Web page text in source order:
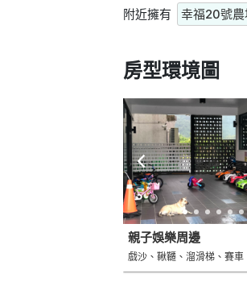
附近擁有 幸福20號農
房型環境圖
親子娛樂周邊
戲沙、鞦韆、溜滑梯、賽車